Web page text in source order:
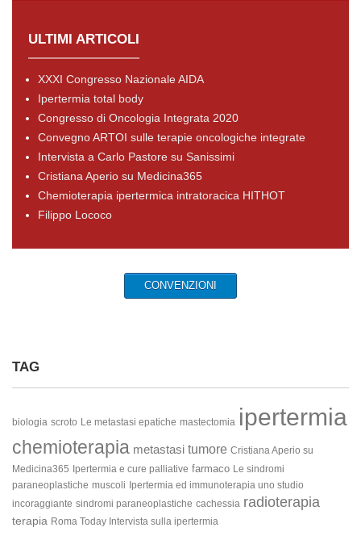
ULTIMI ARTICOLI
XXXI Congresso Nazionale AIDA
Ipertermia total body
Congresso di Oncologia Integrata 2020
Convegno ARTOI sulle terapie oncologiche integrate
Intervista a Carlo Pastore su Sanissimi
Cristiana Aperio su Medicina365
Chemioterapia ipertermica intratoracica HITHOT
Filippo Lococo
CONVENZIONI
TAG
biologia scroto Le metastasi epatiche mastectomia ipertermia
chemioterapia metastasi tumore Cristiana Aperio su
Medicina365 Ipertermia e cure palliative farmaco Le sindromi
paraneoplastiche muscoli Ipertermia ed immunoterapia uno studio
incoraggiante sindromi paraneoplastiche cachessia radioterapia
terapia Roma Today Intervista sulla ipertermia